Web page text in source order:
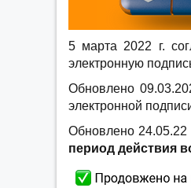
5 марта 2022 г.
электронную
Обновлено
электронной
Обновлено 24.05.22
период действия